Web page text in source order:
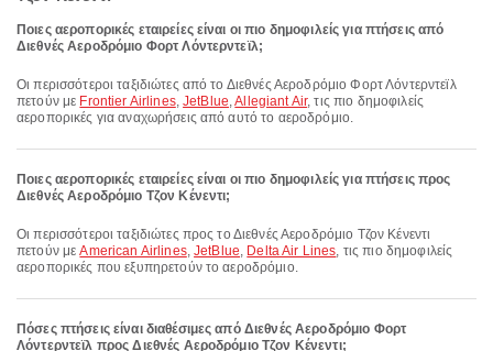
Ποιες αεροπορικές εταιρείες είναι οι πιο δημοφιλείς για πτήσεις από
Διεθνές Αεροδρόμιο Φορτ Λόντερντεϊλ;
Οι περισσότεροι ταξιδιώτες από το Διεθνές Αεροδρόμιο Φορτ Λόντερντεϊλ
πετούν με Frontier Airlines,JetBlue,Allegiant Air, τις πιο δημοφιλείς
αεροπορικές για αναχωρήσεις από αυτό το αεροδρόμιο.
Ποιες αεροπορικές εταιρείες είναι οι πιο δημοφιλείς για πτήσεις προς
Διεθνές Αεροδρόμιο Τζον Κένεντι;
Οι περισσότεροι ταξιδιώτες προς το Διεθνές Αεροδρόμιο Τζον Κένεντι
πετούν μεAmerican Airlines,JetBlue, Delta Air Lines, τις πιο δημοφιλείς
αεροπορικές που εξυπηρετούν το αεροδρόμιο.
Πόσες πτήσεις είναι διαθέσιμες από Διεθνές Αεροδρόμιο Φορτ
Λόντερντεϊλ προς Διεθνές Αεροδρόμιο Τζον Κένεντι;